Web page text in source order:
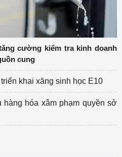
cường kiểm tra kinh doanh
cung
khai xăng sinh học E10
hàng hóa xâm phạm quyền sở